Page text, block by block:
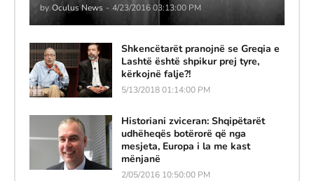
by Oculus News - 4/23/2016 03:13:00 PM
Shkencëtarët pranojnë se Greqia e
Lashtë është shpikur prej tyre,
kërkojnë falje?!
5/13/2018 01:14:00 PM
Historiani zviceran: Shqipëtarët
udhëheqës botërorë që nga
mesjeta, Europa i la me kast
mënjanë
2/05/2016 10:50:00 PM